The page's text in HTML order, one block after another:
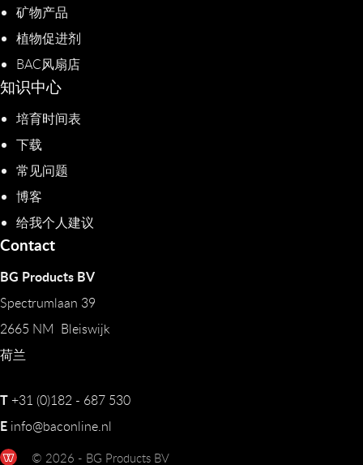
矿物产品
植物促进剂​
BAC风扇店
知识中心
培育时间表
下载
常见问题
博客
给我个人建议
Contact
BG Products BV
Spectrumlaan 39
2665 NM Bleiswijk
荷兰
T+31 (0)182 - 687 530
E info@baconline.nl
© 2026 - BG Products BV